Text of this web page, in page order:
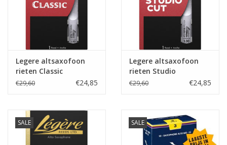
Legere altsaxofoon
rieten Classic
€29,60 €24,85
Legere altsaxofoon
rieten Studio
€29,60 €24,85
SALE SALE